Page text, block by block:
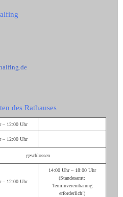
des Rathauses
– 12:00 Uhr
– 12:00 Uhr
geschlossen
– 12:00 Uhr
14:00 Uhr – 18:00 Uhr
(Standesamt:
Terminvereinbarung
erforderlich!)